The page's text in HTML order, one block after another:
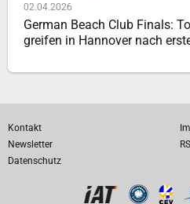
02.04.2026
German Beach Club Finals:
greifen in Hannover nach
Kontakt
Newsletter
Datenschutz